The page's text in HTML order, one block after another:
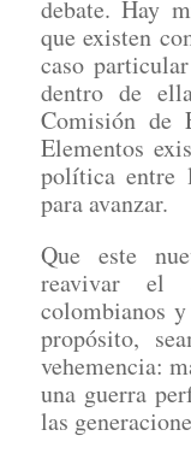
debate. Hay
que existen
caso
dentro de
Comisión de
Elementos
política entre
para avanzar.
Que este
reavivar el
colombianos
propósito,
vehemencia:
una guerra
las